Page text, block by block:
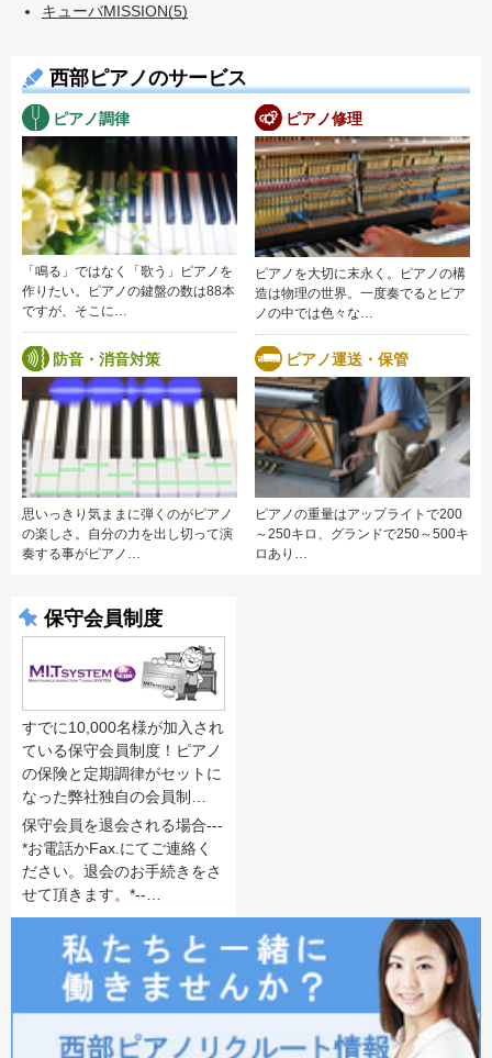
キューバMISSION(5)
西部ピアノのサービス
ピアノ調律
「鳴る」ではなく「歌う」ピアノを
作りたい。ピアノの鍵盤の数は88本
ですが、そこに…
ピアノ修理
ピアノを大切に末永く。ピアノの構
造は物理の世界。一度奏でるとピア
ノの中では色々な…
防音・消音対策
思いっきり気ままに弾くのがピアノ
の楽しさ。自分の力を出し切って演
奏する事がピアノ…
ピアノ運送・保管
ピアノの重量はアップライトで200
～250キロ、グランドで250～500キ
ロあり…
保守会員制度
すでに10,000名様が加入され
ている保守会員制度！ピアノ
の保険と定期調律がセットに
なった弊社独自の会員制…
保守会員を退会される場合---
*お電話かFax.にてご連絡く
ださい。退会のお手続きをさ
せて頂きます。*--…